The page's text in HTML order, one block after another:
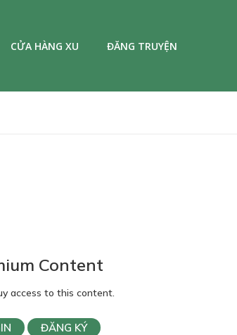
CỬA HÀNG XU ĐĂNG TRUYỆN
Content
access to this content.
ĐĂNG KÝ